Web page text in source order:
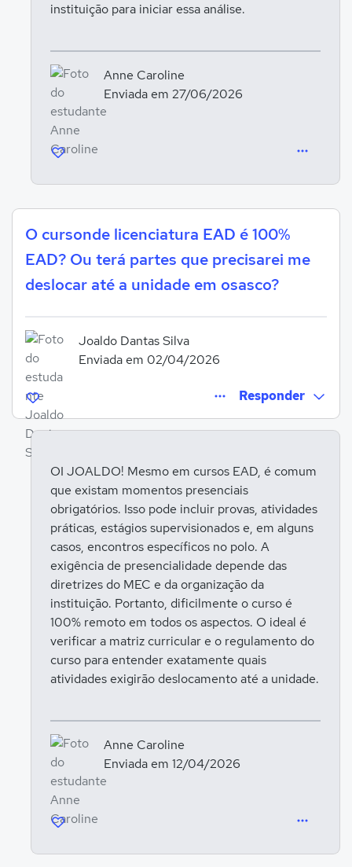
instituição para iniciar essa análise.
Anne Caroline
Enviada em 27/06/2026
O cursonde licenciatura EAD é 100%
EAD? Ou terá partes que precisarei me
deslocar até a unidade em osasco?
Joaldo Dantas Silva
Enviada em 02/04/2026
Responder
Entrar para responder
OI JOALDO! Mesmo em cursos EAD, é comum
que existam momentos presenciais
obrigatórios. Isso pode incluir provas, atividades
práticas, estágios supervisionados e, em alguns
casos, encontros específicos no polo. A
exigência de presencialidade depende das
diretrizes do MEC e da organização da
instituição. Portanto, dificilmente o curso é
100% remoto em todos os aspectos. O ideal é
verificar a matriz curricular e o regulamento do
curso para entender exatamente quais
atividades exigirão deslocamento até a unidade.
Anne Caroline
Enviada em 12/04/2026